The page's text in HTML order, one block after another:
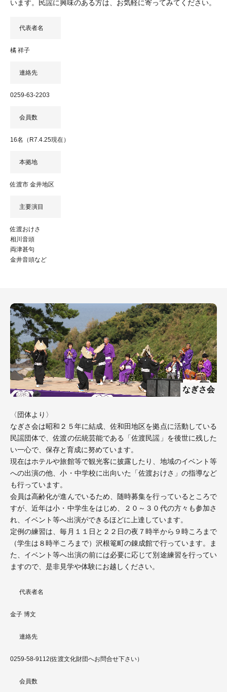
います。民謡に興味のある方は、お気軽に寄ってみてください。
代表者名
橘 祥子
連絡先
0259-63-2203
会員数
16名（R7.4.25現在）
本拠地
佐渡市 金井地区
主要演目
佐渡おけさ
相川音頭
両津甚句
金井音頭など
なぎさ会
〈団体より〉
なぎさ会は昭和２５年に結成、佐和田地区を拠点に活動している
民謡団体で、佐渡の伝統芸能である「佐渡民謡」を後世に残した
い一心で、保存と育成に努めています。
現在はホテルや旅館等で観光客に披露したり、地域のイベント等
への出演の他、小・中学校に出向いた「佐渡おけさ」の指導など
も行っています。
会員は高齢化が進んでいるため、随時募集を行っているところで
すが、近年は小・中学生をはじめ、２０～３０代の方々も参加さ
れ、イベント等へ出演ができるほどに上達しています。
定例の練習は、毎月１１日と２２日の夜７時半から９時ころまで
（学生は８時半ころまで）沢根篭町の錬成館で行っています。ま
た、イベント等へ出演の前には必要に応じて別途練習を行ってい
ますので、是非見学や体験にお越しください。
代表者名
金子 博文
連絡先
0259-58-9112(佐渡文化財団へお問合せ下さい）
会員数